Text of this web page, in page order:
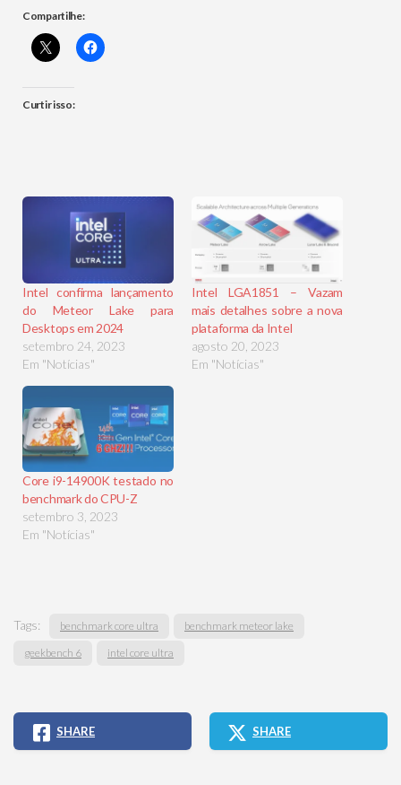
Compartilhe:
Curtir isso:
Intel confirma lançamento
do Meteor Lake para
Desktops em 2024
setembro 24, 2023
Em "Notícias"
Intel LGA1851 – Vazam
mais detalhes sobre a nova
plataforma da Intel
agosto 20, 2023
Em "Notícias"
Core i9-14900K testado no
benchmark do CPU-Z
setembro 3, 2023
Em "Notícias"
Tags: benchmark core ultra
benchmark meteor lake
geekbench 6
intel core ultra
SHARE SHARE